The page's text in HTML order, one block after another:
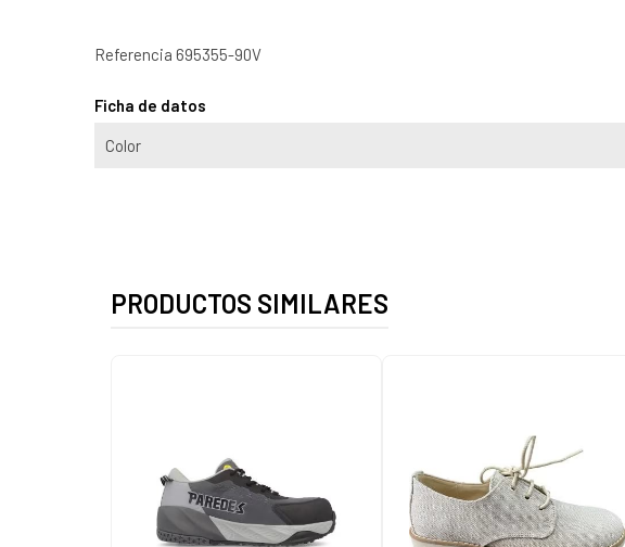
Referencia 695355-90V
Ficha de datos
Color
PRODUCTOS SIMILARES